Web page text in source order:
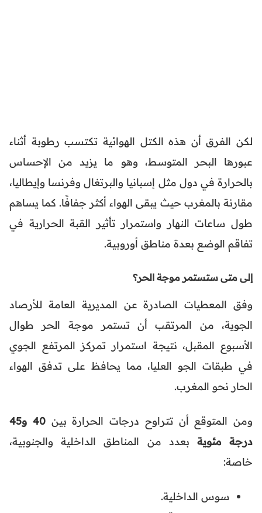
لكن الفرق أن هذه الكتل الهوائية تكتسب رطوبة أثناء
عبورها البحر المتوسط، وهو ما يزيد من الإحساس
بالحرارة في دول مثل إسبانيا والبرتغال وفرنسا وإيطاليا،
مقارنة بالمغرب حيث يبقى الهواء أكثر جفافًا. كما يساهم
طول ساعات النهار واستمرار تأثير القبة الحرارية في
تفاقم الوضع بعدة مناطق أوروبية.
إلى متى ستستمر موجة الحر؟
وفق المعطيات الصادرة عن المديرية العامة للأرصاد
الجوية، من المرتقب أن تستمر موجة الحر طوال
الأسبوع المقبل، نتيجة استمرار تمركز المرتفع الجوي
في طبقات الجو العليا، مما يحافظ على تدفق الهواء
الحار نحو المغرب.
ومن المتوقع أن تتراوح درجات الحرارة بين
40 و45
درجة مئوية بعدد من المناطق الداخلية والجنوبية،
خاصة:
سوس الداخلية.